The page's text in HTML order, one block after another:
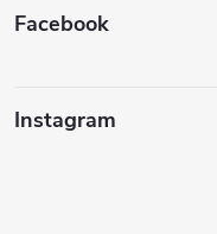
Facebook
Instagram